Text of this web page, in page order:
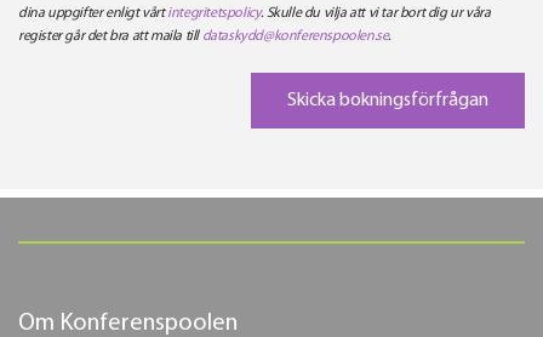
dina uppgifter enligt vårtintegritetspolicy. Skulle du vilja att vi tar bort dig ur våra
register går det bra att maila till dataskydd@konferenspoolen.se.
Om Konferenspoolen